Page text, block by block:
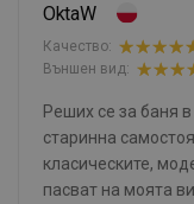
OktaW
Качество:
Външен вид:
Реших се за баня
старинна
класическите,
пасват на моята